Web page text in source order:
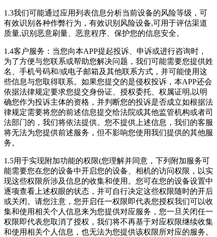
1.3我们可能通过应用列表信息分析当前设备的风险等级，可
有效识别各种作弊行为，有效识别风险设备,可用于评估渠道
质量,识别恶意刷量、恶意程序、保护您的信息安全。
1.4客户服务：当您向本APP提起投诉、申诉或进行咨询时，
为了方便与您联系或帮助您解决问题，我们可能需要您提供姓
名、手机号码和/或电子邮箱及其他联系方式，并可能使用这
些信息与您取得联系。如果您提交的是侵权投诉，本APP还会
依据法律规定要求您提交身份证、授权委托、权属证明,以明
确您作为投诉主体的资格，并判断您的投诉是否成立如根据法
律规定需要将您的前述信息提交给法院或其他监管机构或者司
法部门的，我们将依法提供。您不提供上述信息，我们的客服
将无法为您提供前述服务，但不影响您使用我们提供的其他服
务。
1.5用于实现附加功能的权限(您理解并同意，下列附加服务可
能需要您在您的设备中开启您的设备、相机的访问权限，以实
现这些权限所涉及信息的收集和使用。您可在您的设备设置中
逐项查看上述权眼的状态，并可自行决定这些权限随时的开后
或关闭。请您注意，您开启任一权限即代表您授权我们可以收
集和使用相关个人信息来为您提供对应服务，您一旦关闭任一
权限即代表您取消了授权，我们将不再基于对应权限继续收集
和使用相关个人信息，也无法为您提供该权限所对应的服务。